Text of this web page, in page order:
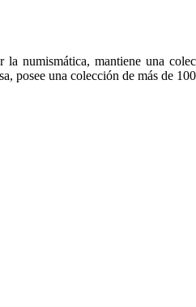
la numismática, mantiene una
posee una colección de más de